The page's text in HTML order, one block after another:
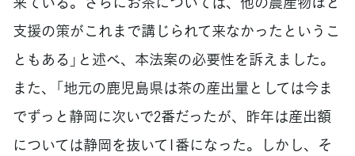
支援の策がこれまで講じられて来なかったというこ
ともある」と述べ、本法案の必要性を訴えました。
また、「地元の鹿児島県は茶の産出量としては今ま
でずっと静岡に次いで2番だったが、昨年は産出額
については静岡を抜いて1番になった。しかし、そ